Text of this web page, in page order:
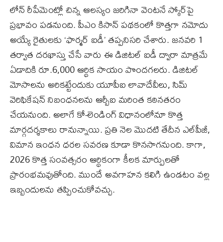
లోన్ రీపేమెంట్లో చిన్న ఆలస్యం జరిగినా వెంటనే స్కోర్‌పై
ప్రభావం పడనుంది. పీఎం కిసాన్ పథకంలో కొత్తగా నమోదు
అయ్యే రైతులకు ‘ఫార్మర్ ఐడీ’ తప్పనిసరి చేశారు. జనవరి 1
తర్వాత దరఖాస్తు చేసే వారు ఈ డిజిటల్ ఐడీ ద్వారా మాత్రమే
ఏడాదికి రూ.6,000 ఆర్థిక సాయం పొందగలరు. డిజిటల్
మోసాలను అరికట్టేందుకు యూపీఐ లావాదేవీలు, సిమ్
వెరిఫికేషన్ నిబంధనలను ఆర్బీఐ మరింత కఠినతరం
చేయనుంది. అలాగే కో-లెండింగ్ విధానంలోనూ కొత్త
మార్గదర్శకాలు రానున్నాయి. ప్రతి నెల మొదటి తేదీన ఎల్‌పీజీ,
విమాన ఇంధన ధరల సవరణ కూడా కొనసాగనుంది. కాగా,
2026 కొత్త సంవత్సరం ఆర్థికంగా కీలక మార్పులతో
ప్రారంభమవుతోంది. ముందే అవగాహన కలిగి ఉండటం వల్ల
ఇబ్బందులను తప్పించుకోవచ్చు.